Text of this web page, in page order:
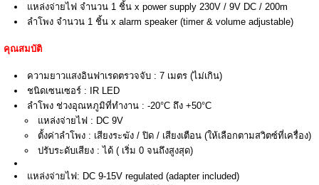
แหล่งจ่ายไฟ จำนวน 1 ชิ้น x power supply 230V / 9V DC / 200m
ลำโพง จำนวน 1 ชิ้น x alarm speaker (timer & volume adjustable)
คุณสมบัติ
ความยาวแสงอินฟาเรดตรวจจับ : 7 เมตร (ไม่เกิน)
ชนิดเซนเซอร์ : IR LED
ลำโพง ช่วงอุณหภูมิที่ทำงาน : -20°C ถึง +50°C
แหล่งจ่ายไฟ : DC 9V
ตั้งค่าลำโพง : เสียงระฆัง / ปิด / เสียงเตือน (ให้เลือกตามสวิตซ์ที่เครื่อง)
ปรับระดับเสียง : ได้ ( เริ่ม 0 จนถึงสูงสุด)
แหล่งจ่ายไฟ: DC 9-15V regulated (adapter included)